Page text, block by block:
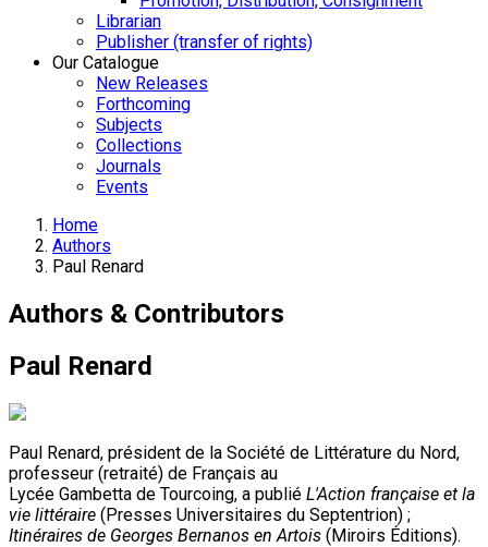
Librarian
Publisher (transfer of rights)
Our Catalogue
New Releases
Forthcoming
Subjects
Collections
Journals
Events
Home
Authors
Paul Renard
Authors & Contributors
Paul Renard
Paul Renard, président de la Société de Littérature du Nord,
professeur (retraité) de Français au
Lycée Gambetta de Tourcoing, a publié L'Action française et la
vie littéraire (Presses Universitaires du Septentrion) ;
Itinéraires de Georges Bernanos en Artois (Miroirs Éditions).